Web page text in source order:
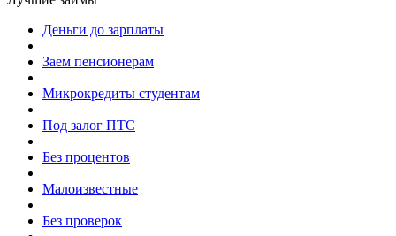
Деньги до зарплаты
Заем пенсионерам
Микрокредиты студентам
Под залог ПТС
Без процентов
Малоизвестные
Без проверок